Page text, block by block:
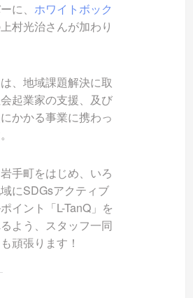
に、 ホワイトボック
村光治さんが加わり
、地域課題解決に取
起業家の支援、及び
かかる事業に携わっ
手町をはじめ、いろ
にSDGsアクティブ
イント「L-TanQ」を
よう、スタッフ一同
頑張ります！